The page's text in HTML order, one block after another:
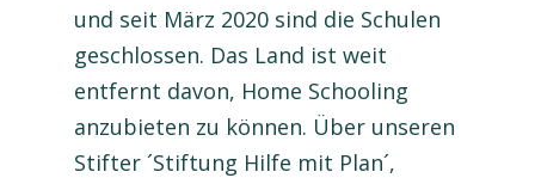
und seit März 2020 sind die Schulen
geschlossen. Das Land ist weit
entfernt davon, Home Schooling
anzubieten zu können. Über unseren
Stifter ´Stiftung Hilfe mit Plan´,